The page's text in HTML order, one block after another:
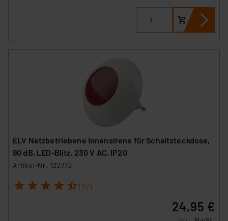
ELV Netzbetriebene Innensirene für Schaltsteckdose,
90 dB, LED-Blitz, 230 V AC, IP20
Artikel-Nr. 122772
1 2 3 4 5 (12)
24,95 €